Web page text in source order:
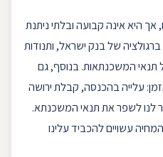
היא אינה קבועה ובלתי ניתנת
ברגולציה שלבנק ישראל, ותנודות
תנאי המשכנתאות. בנוסף, גם
עלייה בהכנסה, קבלת ירושה
לנו לשפר את תנאי המשכנתא.
עשויים להכבידעלינו